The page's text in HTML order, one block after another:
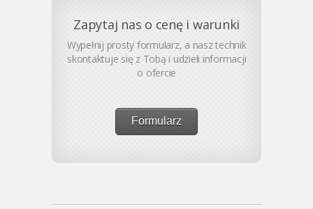
Zapytaj nas o cenę i warunki
Wypełnij prosty formularz, a nasz technik
skontaktuje się z Tobą i udzieli informacji
o ofercie
Formularz